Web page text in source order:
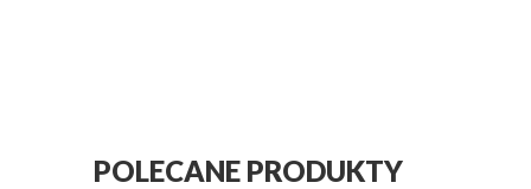
POLECANE PRODUKTY